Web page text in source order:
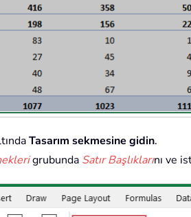
Tasarım sekmesine gidin.
grubunda Satır Başlıklarını ve